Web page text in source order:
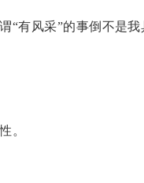
“有风采”的事倒不是
。